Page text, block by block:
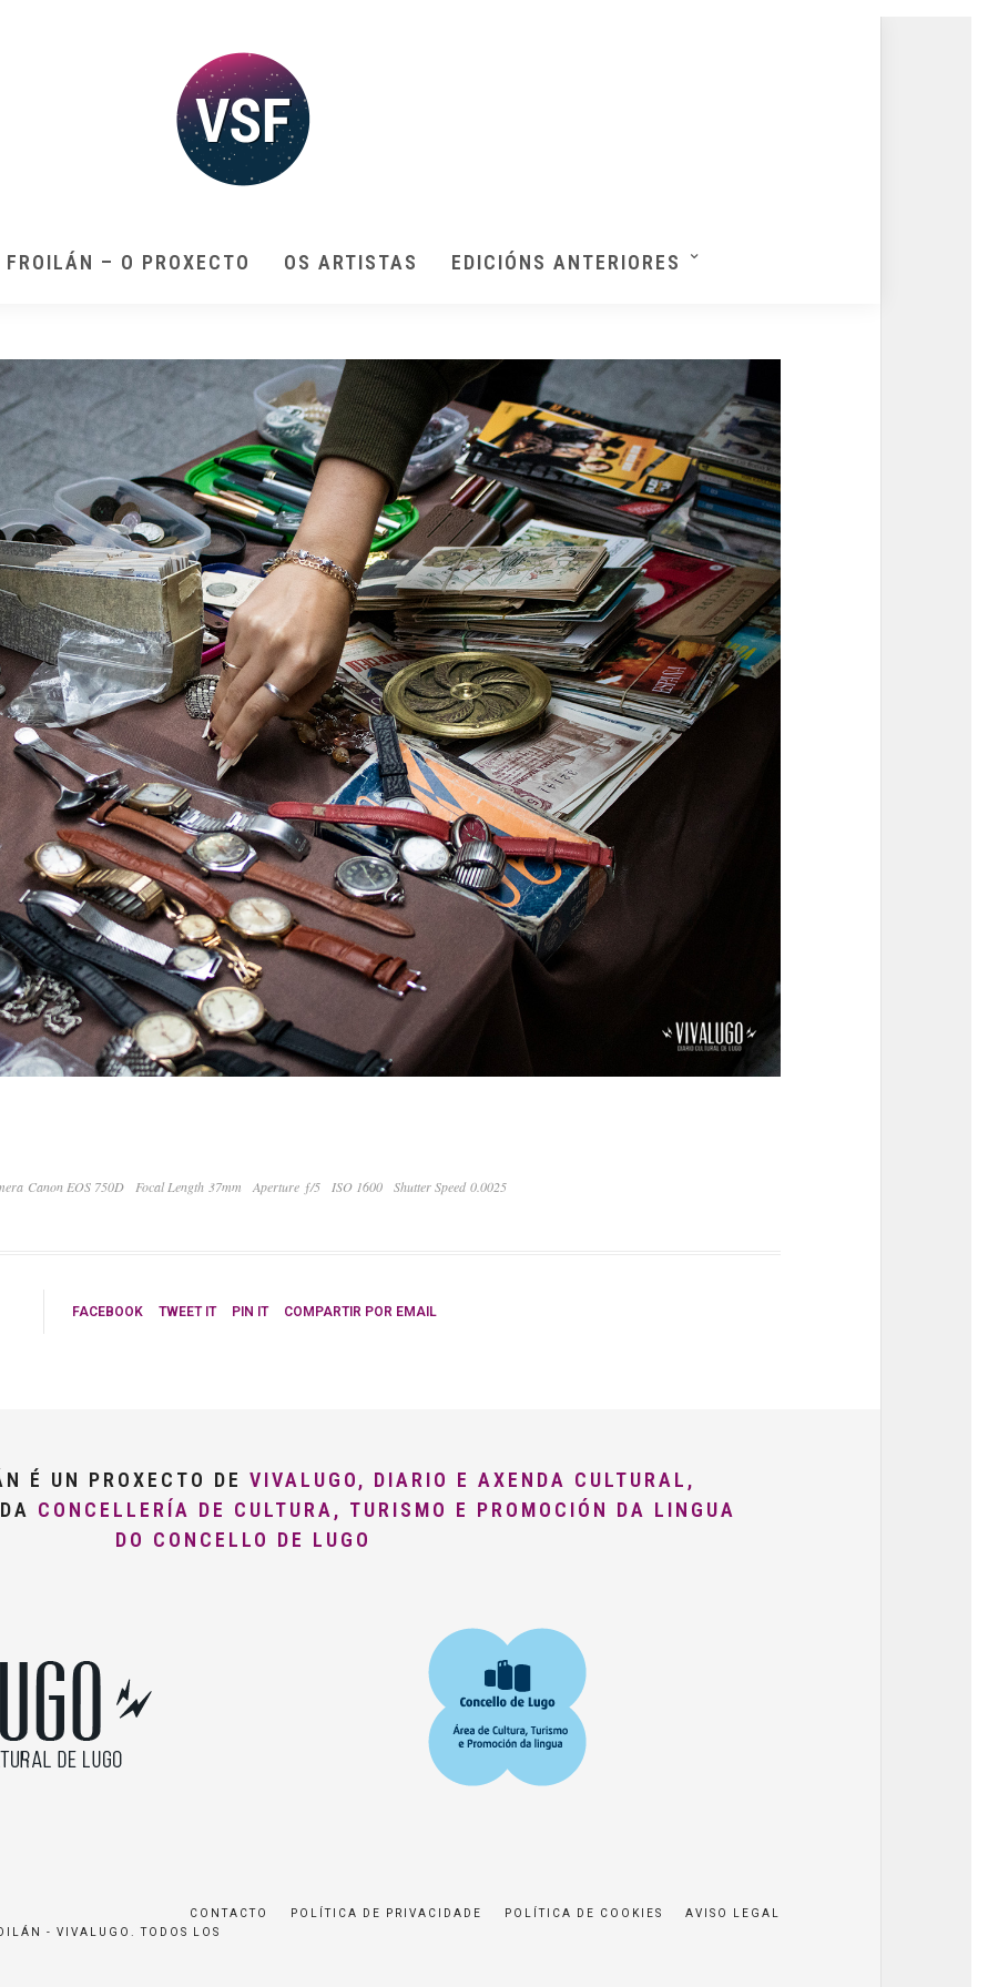
– O PROXECTO OS ARTISTAS EDICIÓNS ANTERIORES
Canon EOS 750D Focal Length 37mm Aperture ƒ/5 ISO 1600 Shutter Speed 0.0025
FACEBOOK TWEET IT PIN IT COMPARTIR POR EMAIL
É UN PROXECTO DE VIVALUGO, DIARIO E AXENDA CULTURAL,
CONCELLERÍA DE CULTURA, TURISMO E PROMOCIÓN DA LINGUA
DO CONCELLO DE LUGO
CONTACTO POLÍTICA DE PRIVACIDADE POLÍTICA DE COOKIES
AVISO LEGAL
- VIVALUGO. TODOS LOS